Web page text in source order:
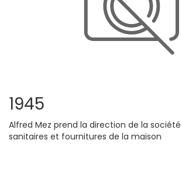
1945
Alfred Mez prend la direction de la
sanitaires et fournitures de la maison